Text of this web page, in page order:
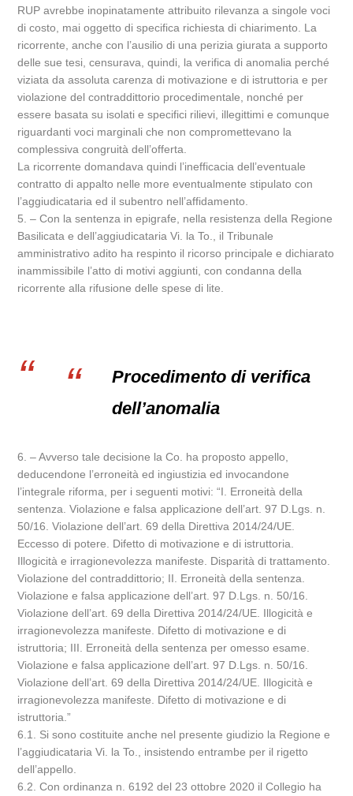
RUP avrebbe inopinatamente attribuito rilevanza a singole voci
di costo, mai oggetto di specifica richiesta di chiarimento. La
ricorrente, anche con l’ausilio di una perizia giurata a supporto
delle sue tesi, censurava, quindi, la verifica di anomalia perché
viziata da assoluta carenza di motivazione e di istruttoria e per
violazione del contraddittorio procedimentale, nonché per
essere basata su isolati e specifici rilievi, illegittimi e comunque
riguardanti voci marginali che non compromettevano la
complessiva congruità dell’offerta.
La ricorrente domandava quindi l’inefficacia dell’eventuale
contratto di appalto nelle more eventualmente stipulato con
l’aggiudicataria ed il subentro nell’affidamento.
5. – Con la sentenza in epigrafe, nella resistenza della Regione
Basilicata e dell’aggiudicataria Vi. la To., il Tribunale
amministrativo adito ha respinto il ricorso principale e dichiarato
inammissibile l’atto di motivi aggiunti, con condanna della
ricorrente alla rifusione delle spese di lite.
Procedimento di verifica
dell’anomalia
6. – Avverso tale decisione la Co. ha proposto appello,
deducendone l’erroneità ed ingiustizia ed invocandone
l’integrale riforma, per i seguenti motivi: “I. Erroneità della
sentenza. Violazione e falsa applicazione dell’art. 97 D.Lgs. n.
50/16. Violazione dell’art. 69 della Direttiva 2014/24/UE.
Eccesso di potere. Difetto di motivazione e di istruttoria.
Illogicità e irragionevolezza manifeste. Disparità di trattamento.
Violazione del contraddittorio; II. Erroneità della sentenza.
Violazione e falsa applicazione dell’art. 97 D.Lgs. n. 50/16.
Violazione dell’art. 69 della Direttiva 2014/24/UE. Illogicità e
irragionevolezza manifeste. Difetto di motivazione e di
istruttoria; III. Erroneità della sentenza per omesso esame.
Violazione e falsa applicazione dell’art. 97 D.Lgs. n. 50/16.
Violazione dell’art. 69 della Direttiva 2014/24/UE. Illogicità e
irragionevolezza manifeste. Difetto di motivazione e di
istruttoria.”
6.1. Si sono costituite anche nel presente giudizio la Regione e
l’aggiudicataria Vi. la To., insistendo entrambe per il rigetto
dell’appello.
6.2. Con ordinanza n. 6192 del 23 ottobre 2020 il Collegio ha